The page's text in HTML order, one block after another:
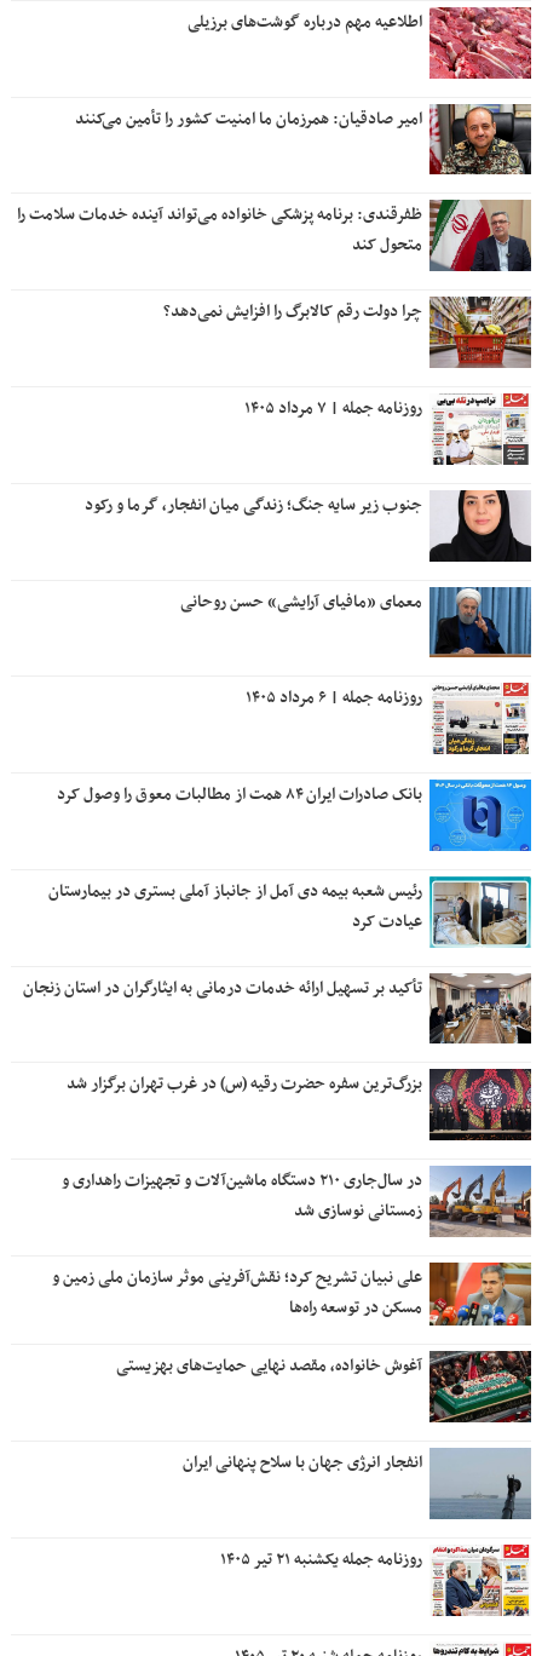
اطلاعیه مهم درباره گوشت‌های برزیلی
امیر صادقیان: همرزمان ما امنیت کشور را تأمین می‌کنند
ظفرقندی: برنامه پزشکی خانواده می‌تواند آینده خدمات سلامت را
متحول کند
چرا دولت رقم کالابرگ را افزایش نمی‌دهد؟
روزنامه جمله | ۷ مرداد ۱۴۰۵
جنوب زیر سایه جنگ؛ زندگی میان انفجار، گرما و رکود
معمای «مافیای آرایشی» حسن روحانی
روزنامه جمله | ۶ مرداد ۱۴۰۵
بانک صادرات ایران ۸۴ همت از مطالبات معوق را وصول کرد
رئیس شعبه بیمه دی آمل از جانباز آملی بستری در بیمارستان
عیادت کرد
تأکید بر تسهیل ارائه خدمات درمانی به ایثارگران در استان زنجان
بزرگ‌ترین سفره حضرت رقیه (س) در غرب تهران برگزار شد
در سال‌جاری ۲۱۰ دستگاه ماشین‌آلات و تجهیزات راهداری و
زمستانی نوسازی شد
علی نبیان تشریح کرد؛ نقش‌آفرینی موثر سازمان ملی زمین و
مسکن در توسعه راه‌ها
آغوش خانواده، مقصد نهایی حمایت‌های بهزیستی
انفجار انرژی جهان با سلاح پنهانی ایران
روزنامه جمله یکشنبه ۲۱ تیر ۱۴۰۵